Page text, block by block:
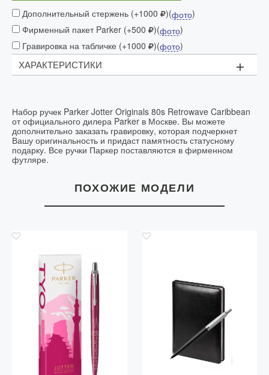
Дополнительный стержень (+1000 )(фото)
Фирменный пакет Parker (+500
)(фото)
Гравировка на табличке (+1000
)(фото)
ХАРАКТЕРИСТИКИ +
Материал:
корпус: пластик
зажим колпачка:нержавеюшая сталь
Страна производитель:Франция
НАБОР РУЧЕК PARKER JOTTER
ORIGINALS 0S RETROWAVE
Parker Jotter Originals 80s Retrowave Caribbean
Blue/Apple Green — набор ручек в сочных оттенках
карибского синего и яблочно-зелёного цвета. Цветовое
сочетание отсылает к яркой эстетике 80-х и делает
комплект более живым, молодым и запоминающимся,
чем классические деловые варианты.Набор подойдёт
для учёбы, работы, творческих заметок и небольшого
подарка человеку, который любит практичные
аксессуары с настроением. Ручки Parker Jotter
Originals удобно использовать каждый день, а два
разных цвета позволяют оставить одну ручку дома,
вторую — в офисе или подарить комплект на двоих.
Набор ручек Parker Jotter Originals 80s Retrowave Caribbean
от официального дилера Parker в Москве. Вы можете
дополнительно заказать гравировку, которая подчеркнет
Вашу оригинальность и придаст памятность статусному
подарку. Все ручки Паркер поставляются в фирменном
футляре.
ПОХОЖИЕ МОДЕЛИ